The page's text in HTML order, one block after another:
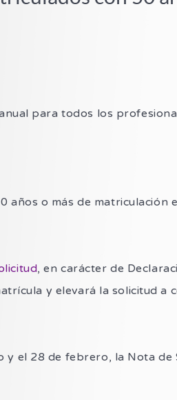
para todos los
años o más de matriculación
, en carácter de
y elevará la solicitud a
el 28 de febrero, la Nota